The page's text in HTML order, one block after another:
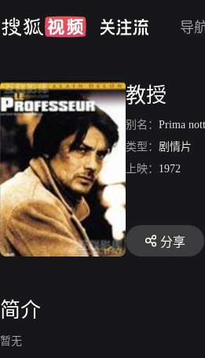
导
教授
别名： Prima
类型： 剧情片
上映： 1972
分享
简介
暂无